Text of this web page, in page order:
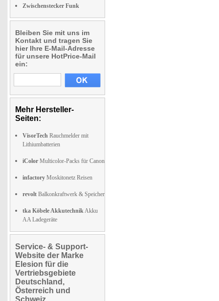
Zwischenstecker Funk
Bleiben Sie mit uns im
Kontakt und tragen Sie
hier Ihre E-Mail-Adresse
für unsere HotPrice-Mail
ein:
Mehr Hersteller-
Seiten:
VisorTech Rauchmelder mit
Lithiumbatterien
iColor Multicolor-Packs für Canon
infactory Moskitonetz Reisen
revolt Balkonkraftwerk & Speicher
tka Köbele AkkutechnikAkku
AA Ladegeräte
Service- & Support-
Website der Marke
Elesion für die
Vertriebsgebiete
Deutschland,
Österreich und
Schweiz